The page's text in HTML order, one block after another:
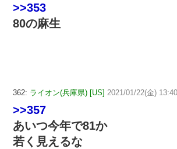
>>353
80の麻生
362: ライオン(兵庫県) [US] 2021/01/22(金)
>>357
あいつ今年で81か
若く見えるな